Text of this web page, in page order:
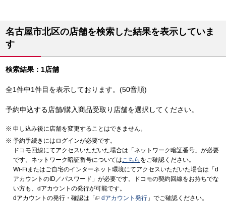
名古屋市北区の店舗を検索した結果を表示していま
す
検索結果：1店舗
全1件中1件目を表示しております。(50音順)
予約申込する店舗/購入商品受取り店舗を選択してください。
申し込み後に店舗を変更することはできません。
予約手続きにはログインが必要です。
ドコモ回線にてアクセスいただいた場合は「ネットワーク暗証番号」が必要
です。ネットワーク暗証番号についてはこちら をご確認ください。
Wi-Fiまたはご自宅のインターネット環境にてアクセスいただいた場合は「d
アカウントのID／パスワード」が必要です。ドコモの契約回線をお持ちでな
い方も、dアカウントの発行が可能です。
dアカウントの発行・確認は「
dアカウント発行 」でご確認ください。